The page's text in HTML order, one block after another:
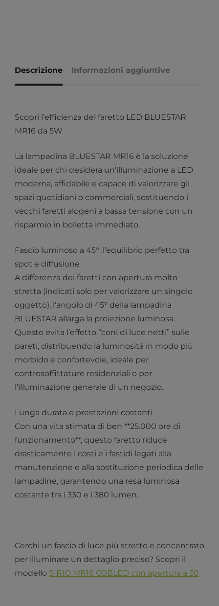
Descrizione Informazioni aggiuntive
Scopri l’efficienza del faretto LED BLUESTAR
MR16 da 5W
La lampadina BLUESTAR MR16 è la soluzione
ideale per chi desidera un’illuminazione a LED
moderna, affidabile e capace di valorizzare gli
spazi quotidiani o commerciali, sostituendo i
vecchi faretti alogeni a bassa tensione con un
risparmio in bolletta immediato.
Fascio luminoso a 45°: l’equilibrio perfetto tra
spot e diffusione
A differenza dei faretti con apertura molto
stretta (indicati solo per valorizzare un singolo
oggetto), l’angolo di 45° della lampadina
BLUESTAR allarga la proiezione luminosa.
Questo evita l’effetto “coni di luce netti” sulle
pareti, distribuendo la luminosità in modo più
morbido e confortevole, ideale per
controsoffittature residenziali o per
l’illuminazione generale di un negozio.
Lunga durata e prestazioni costanti
Con una vita stimata di ben **25.000 ore di
funzionamento**, questo faretto riduce
drasticamente i costi e i fastidi legati alla
manutenzione e alla sostituzione periodica delle
lampadine, garantendo una resa luminosa
costante tra i 330 e i 380 lumen.
Cerchi un fascio di luce più stretto e concentrato
per illuminare un dettaglio preciso? Scopri il
modello SIRIO MR16 COBLED con apertura a 30